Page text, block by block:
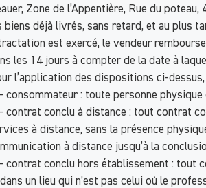
Zone de l’Appentière, Rue du
biens déjà livrés, sans retard, et au plus
est exercé, le vendeur
les 14 jours à compter de la date à
l’application des dispositions ci-
consommateur : toute personne
contrat conclu à distance : tout contrat
à distance, sans la présence
à distance jusqu’à la
contrat conclu hors établissement : tout
un lieu qui n’est pas celui où le